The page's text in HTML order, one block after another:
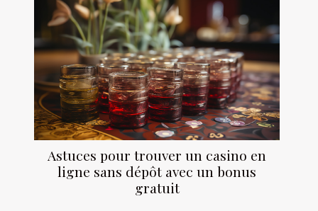
Astuces pour trouver un casino en
ligne sans dépôt avec un bonus
gratuit